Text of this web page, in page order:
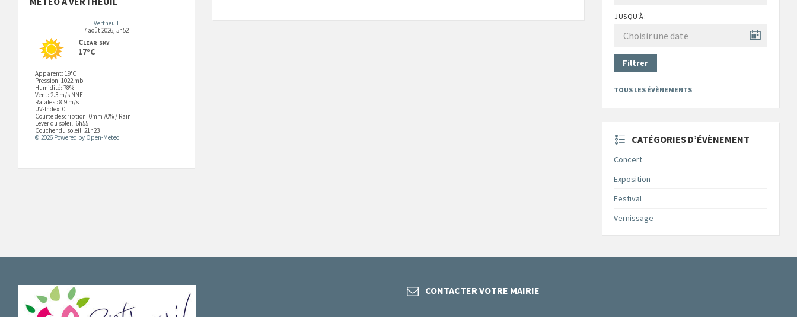
Vertheuil
7 août 2026, 5h52
Clear sky
17°C
Apparent: 19°C
Pression: 1022 mb
Humidité: 78%
Vent: 2.3 m/s NNE
Rafales : 8.9 m/s
UV-Index: 0
Courte description: 0mm /0% / Rain
Lever du soleil: 6h55
Coucher du soleil: 21h23
© 2026 Powered by Open-Meteo
JUSQU'À:
Filtrer
TOUS LES ÉVÈNEMENTS
CATÉGORIES D’ÉVÈNEMENT
Concert
Exposition
Festival
Vernissage
CONTACTER VOTRE MAIRIE